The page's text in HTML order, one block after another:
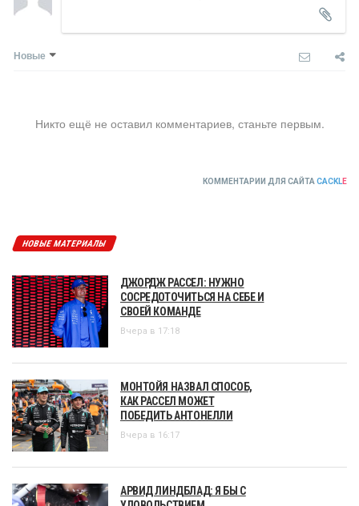
Новые
Никто ещё не оставил комментариев, станьте первым.
КОММЕНТАРИИ ДЛЯ САЙТА CACKLE
НОВЫЕ МАТЕРИАЛЫ
ДЖОРДЖ РАССЕЛ: НУЖНО
СОСРЕДОТОЧИТЬСЯ НА СЕБЕ И
СВОЕЙ КОМАНДЕ
Вчера в 17:18
МОНТОЙЯ НАЗВАЛ СПОСОБ,
КАК РАССЕЛ МОЖЕТ
ПОБЕДИТЬ АНТОНЕЛЛИ
Вчера в 16:17
АРВИД ЛИНДБЛАД: Я БЫ С